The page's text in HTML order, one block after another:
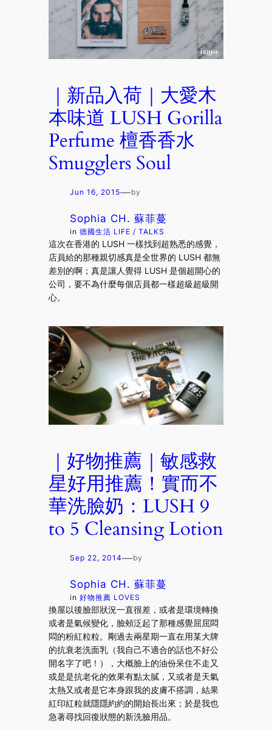
｜新品入荷｜大愛木
本味道 LUSH Gorilla
Perfume 檀香香水
Smugglers Soul
Jun 16, 2015—by
Sophia CH. 蘇菲蔓
in德國生活 LIFE / TALKS
這次在香港的 LUSH 一樣找到超熟悉的感覺，
店員給的那種親切感真是全世界的 LUSH 都無
差別的啊；真是讓人覺得 LUSH 是個超開心的
公司，要不為什麼每個店員都一樣超級超級開
心。
｜好物推薦｜敏感救
星好用推薦！實而不
華洗臉奶：LUSH 9
to 5 Cleansing Lotion
Sep 22, 2014—by
Sophia CH. 蘇菲蔓
in好物推薦 LOVES
換屋以後臉部狀況一直很差，或者是環境轉換
或者是氣候變化，臉頰泛起了那種感覺屈屈悶
悶的粉紅粒粒。剛過去兩星期一直在用某大牌
的抗衰老洗面乳（我自己不適合的話也不好公
開名字了吧！），大概臉上的油份呆住不走又
或是是抗老化的效果有點太膩，又或者是天氣
太熱又或者是它本身跟我的皮膚不搭調，結果
紅印紅粒就隱隱約約的開始長出來；於是我也
急著尋找回復狀態的新洗臉用品。